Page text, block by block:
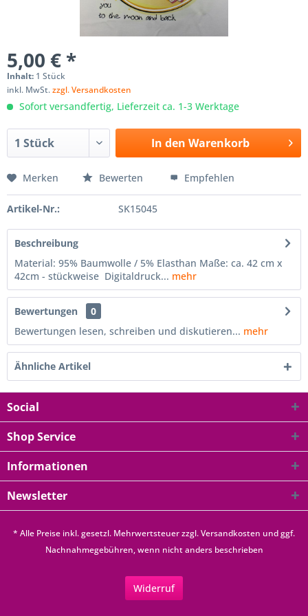
5,00 € *
Inhalt: 1 Stück
inkl. MwSt.zzgl. Versandkosten
Sofort versandfertig, Lieferzeit ca. 1-3 Werktage
In den Warenkorb
Merken Bewerten Empfehlen
Artikel-Nr.: SK15045
Beschreibung
Material: 95% Baumwolle / 5% Elasthan Maße: ca. 42 cm x
42cm - stückweise Digitaldruck... mehr
Bewertungen
0
Bewertungen lesen, schreiben und diskutieren... mehr
Ähnliche Artikel
Social
Shop Service
Informationen
Newsletter
* Alle Preise inkl. gesetzl. Mehrwertsteuer zzgl.Versandkosten und ggf.
Nachnahmegebühren, wenn nicht anders beschrieben
Widerruf